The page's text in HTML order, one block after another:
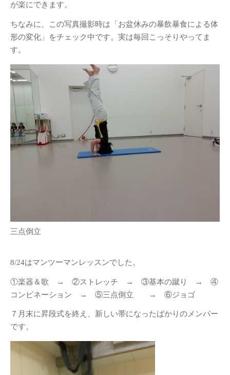
が楽にできます。
ちなみに、この写真撮影時は「お盆休みの暴飲暴食による体
形の変化」をチェック中です。実は毎回こっそりやってま
す。
三点倒立
8/24はマンツーマンレッスンでした。
①楽器＆歌 → ②ストレッチ → ③基本の蹴り → ④
コンビネーション → ⑤三点倒立 → ⑥ジョゴ
７月末に昇段式を終え、新しい帯になったばかりのメンバー
です。